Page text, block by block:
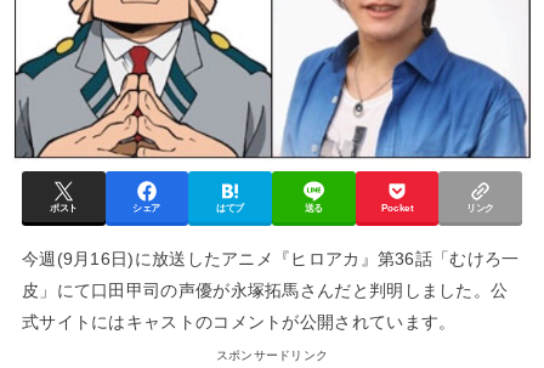
ポスト シェア はてブ 送る Pocket リンク
今週(9月16日)に放送したアニメ『ヒロアカ』第36話「むけろ一
皮」にて口田甲司の声優が永塚拓馬さんだと判明しました。公
式サイトにはキャストのコメントが公開されています。
スポンサードリンク